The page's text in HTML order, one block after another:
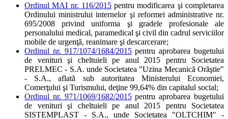
Ordinul MAI nr. 116/2015pentru modificarea şi completarea
Ordinului ministrului internelor şi reformei administrative nr.
695/2008 privind uniforma şi gradele profesionale ale
personalului medical, paramedical şi civil din cadrul serviciilor
mobile de urgenţă, reanimare şi descarcerare;
Ordinul nr. 917/1074/1684/2015pentru aprobarea bugetului
de venituri şi cheltuieli pe anul 2015 pentru Societatea
PRELMEC - S.A. unde Societatea "Uzina Mecanică Orăştie"
- S.A., aflată sub autoritatea Ministerului Economiei,
Comerţului şi Turismului, deţine 99,64% din capitalul social;
Ordinul nr. 971/1069/1682/2015pentru aprobarea bugetului
de venituri şi cheltuieli pe anul 2015 pentru Societatea
SISTEMPLAST - S.A., unde Societatea "OLTCHIM" -